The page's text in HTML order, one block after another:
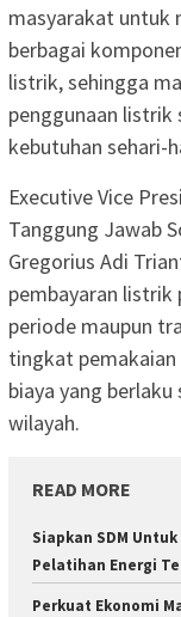
masyarakat untuk
berbagai
listrik, sehingga
penggunaan listrik
kebutuhan sehari-
Executive Vice
Tanggung Jawab
Gregorius Adi
pembayaran listrik
periode maupun
tingkat
biaya yang
wilayah.
READ MORE
Siapkan SDM
Pelatihan Energi
Perkuat Ekonomi